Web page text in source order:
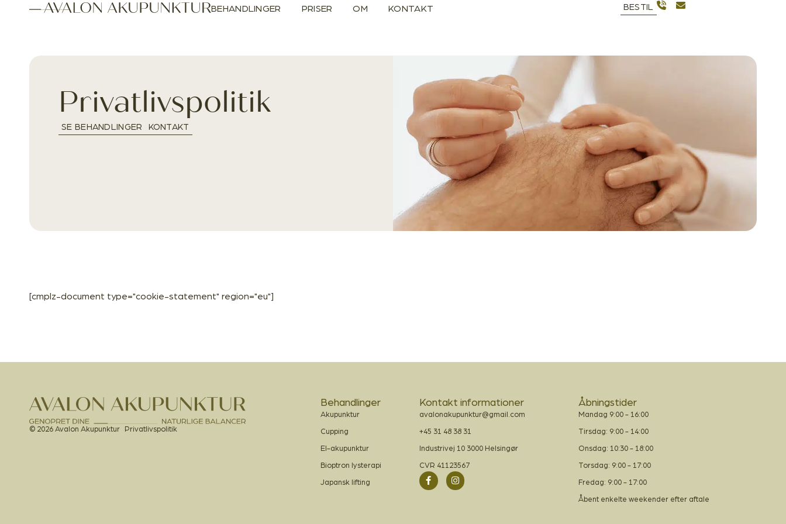
BEHANDLINGER PRISER OM KONTAKT BESTIL
Privatlivspolitik
SE BEHANDLINGER KONTAKT
[cmplz-document type="cookie-statement" region="eu"]
© 2026 Avalon Akupunktur Privatlivspolitik
Behandlinger
Akupunktur
Cupping
El-akupunktur
Bioptron lysterapi
Japansk lifting
Kontakt informationer
avalonakupunktur@gmail.com
+45 31 48 38 31
Industrivej 10 3000 Helsingør
CVR 41123567
Åbningstider
Mandag 9:00 - 16:00
Tirsdag: 9:00 - 14:00
Onsdag: 10:30 - 18:00
Torsdag: 9:00 - 17:00
Fredag: 9:00 - 17:00
Åbent enkelte weekender efter aftale